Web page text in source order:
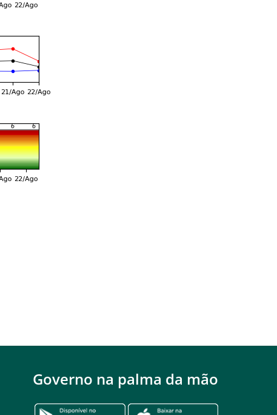
Governo na palma da mão